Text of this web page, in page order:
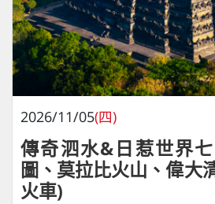
2026/11/05(四)
傳奇泗水&日惹世界
圖、莫拉比火山、偉大
火車)